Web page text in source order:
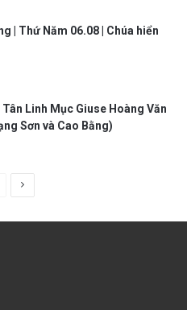
| Thứ Năm 06.08 | Chúa hiển
Linh Mục Giuse Hoàng Văn
Sơn và Cao Bằng)